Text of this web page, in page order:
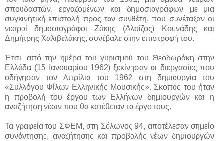
σπουδαστών, εργαζομένων και δημοσιογράφων με μια
συγκινητική επιστολή προς τον συνθέτη, που συνέταξαν οι
νεαροί δημοσιογράφοι Ζάκης (Αλοΐζος) Κουνάδης και
Δημήτρης Χαλιβελάκης, συνέβαλε στην επιστροφή του.
Έτσι, από την ημέρα του γυρισμού του Θεοδωράκη στην
Ελλάδα (15 Ιανουαρίου 1962) ξεκίνησαν οι διεργασίες που
οδήγησαν τον Απρίλιο του 1962 στη δημιουργία του
«Συλλόγου Φίλων Ελληνικής Μουσικής». Σκοπός του ήταν
η προβολή του έργου των Ελλήνων δημιουργών και η
αναζήτηση νέων που θα κατέθεταν το έργο τους.
Τα γραφεία του ΣΦΕΜ, στη Σόλωνος 94, αποτέλεσαν σημείο
συνάντησης, αναζήτησης και προβολής νέων δημιουργών